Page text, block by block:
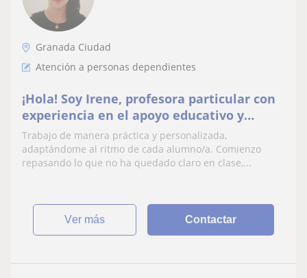
Granada Ciudad
Atención a personas dependientes
¡Hola! Soy Irene, profesora particular con
experiencia en el apoyo educativo y
personal a niños, adolescentes y adultos
Trabajo de manera práctica y personalizada,
adaptándome al ritmo de cada alumno/a. Comienzo
repasando lo que no ha quedado claro en clase,...
ver más Contactar